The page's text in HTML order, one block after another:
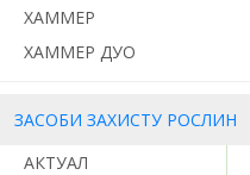
ХАММЕР
ХАММЕР ДУО
ЗАСОБИ ЗАХИСТУ РОСЛИН
АКТУАЛ